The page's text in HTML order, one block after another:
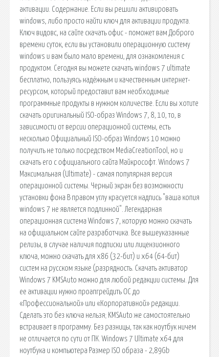
активации. Содержание. Если вы решили активировать
windows, либо просто найти ключ для активации продукта.
Ключ видовс, на сайте скачать офис - поможет вам Доброго
времени суток, если вы установили операционную систему
windows и вам было мало времени, для ознакомления с
продуктом. Сегодня вы можете скачать windows 7 ultimate
бесплатно, пользуясь надёжным и качественным интернет-
ресурсом, который предоставит вам необходимые
программные продукты в нужном количестве. Если вы хотите
скачать оригинальный ISO-образ Windows 7, 8, 10, то, в
зависимости от версии операционной системы, есть
несколько Официальный ISO-образ Windows 10 можно
получить не только посредством MediaCreationTool, но и
скачать его с официального сайта Майкрософт. Windows 7
Максимальная (Ultimate) - самая популярная версия
операционной системы. Черный экран без возможности
установки фона В правом углу красуется надпись "ваша копия
windows 7 не является подлинной". Легендарная
операционная система Windows 7, которую можно скачать
на официальном сайте разработчика. Все вышеуказанные
релизы, в случае наличия подписки или лицензионного
ключа, можно скачать для x86 (32-бит) и x64 (64-бит)
систем на русском языке (разрядность. Скачать активатор
Windows 7 KMSAuto можно для любой редакции системы. Для
ее активации нужно проапгрейдить ОС до
«Профессиональной» или «Корпоративной» редакции.
Сделать это без ключа нельзя; KMSAuto же самостоятельно
встраивает в программу. Без разницы, так как ноутбук ничем
не отличается по сути от ПК. Windows 7 Ultimate x64 для
ноутбука и компьютера Размер ISO образа - 2,89Gb